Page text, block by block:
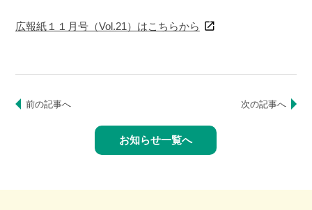
広報紙１１月号（Vol.21）はこちらから
前の記事へ 次の記事へ
お知らせ一覧へ